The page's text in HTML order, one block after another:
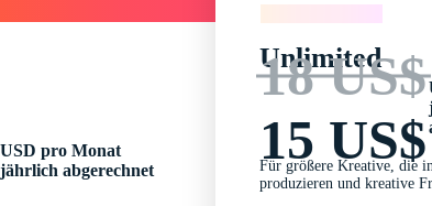
USD pro Monat
jährlich abgerechnet
Unlimited
18 US$
15 US$
Für größere Kreative, die
produzieren und kreative